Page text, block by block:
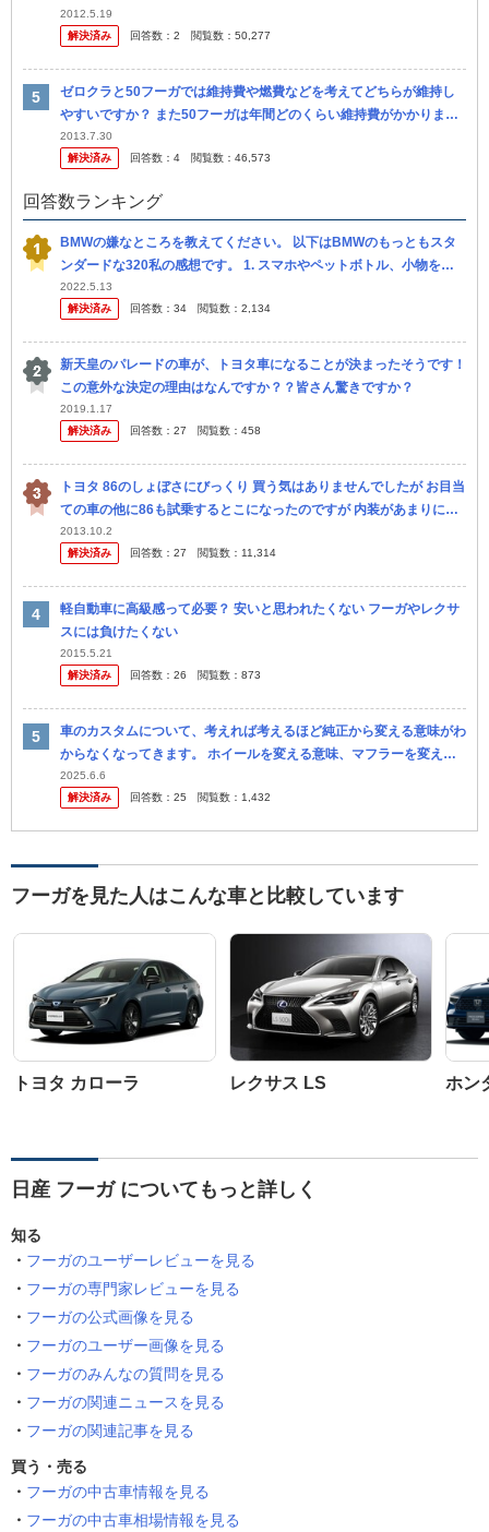
り低いのですが、とったらわりかし良くなるのでしょう か？ 問題...
2012.5.19
解決済み
回答数： 2 閲覧数： 50,277
ゼロクラと50フーガでは維持費や燃費などを考えてどちらが維持し
やすいですか？ また50フーガは年間どのくらい維持費がかかります
か？ 月にいくらくらい給料をもらっていれば維持できますか？ 回答
お願...
2013.7.30
解決済み
回答数： 4 閲覧数： 46,573
回答数ランキング
BMWの嫌なところを教えてください。 以下はBMWのもっともスタ
ンダードな320私の感想です。 1. スマホやペットボトル、小物を置
くスペースが極端に少なく狭い。 もちろんバイザーにカード入れ...
2022.5.13
解決済み
回答数： 34 閲覧数： 2,134
新天皇のパレードの車が、トヨタ車になることが決まったそうです！
この意外な決定の理由はなんですか？？皆さん驚きですか？
2019.1.17
解決済み
回答数： 27 閲覧数： 458
トヨタ 86のしょぼさにびっくり 買う気はありませんでしたが お目当
ての車の他に86も試乗するとこになったのですが 内装があまりにも
しょぼくてびっくりしました。 一応なんだかんだで350万くらい...
2013.10.2
解決済み
回答数： 27 閲覧数： 11,314
軽自動車に高級感って必要？ 安いと思われたくない フーガやレクサ
スには負けたくない
2015.5.21
解決済み
回答数： 26 閲覧数： 873
車のカスタムについて、考えれば考えるほど純正から変える意味がわ
からなくなってきます。 ホイールを変える意味、マフラーを変える
意味について教えてください。 また車高については、空力しか考え
ないなら...
2025.6.6
解決済み
回答数： 25 閲覧数： 1,432
フーガを見た人はこんな車と比較しています
トヨタ カローラ レクサス LS ホン
日産 フーガ についてもっと詳しく
知る
フーガのユーザーレビューを見る
フーガの専門家レビューを見る
フーガの公式画像を見る
フーガのユーザー画像を見る
フーガのみんなの質問を見る
フーガの関連ニュースを見る
フーガの関連記事を見る
買う・売る
フーガの中古車情報を見る
フーガの中古車相場情報を見る